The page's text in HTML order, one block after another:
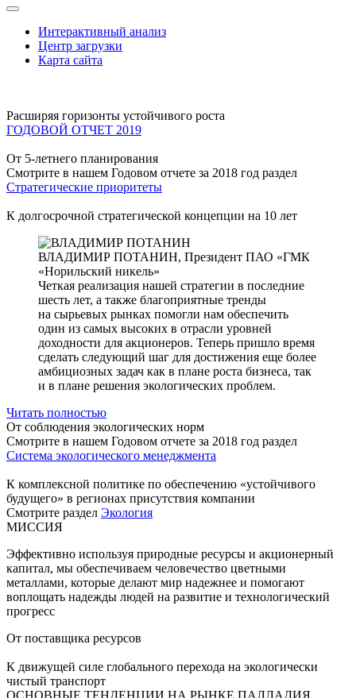
Интерактивный анализ
Центр загрузки
Карта сайта
Расширяя горизонты устойчивого роста
ГОДОВОЙ ОТЧЕТ 2019
От 5-летнего планирования
Смотрите в нашем Годовом отчете за 2018 год раздел
Стратегические приоритеты
К долгосрочной стратегической концепции на 10 лет
ВЛАДИМИР ПОТАНИН, Президент ПАО «ГМК
«Норильский никель»
Четкая реализация нашей стратегии в последние
шесть лет, а также благоприятные тренды
на сырьевых рынках помогли нам обеспечить
один из самых высоких в отрасли уровней
доходности для акционеров. Теперь пришло время
сделать следующий шаг для достижения еще более
амбициозных задач как в плане роста бизнеса, так
и в плане решения экологических проблем.
Читать полностью
От соблюдения экологических норм
Смотрите в нашем Годовом отчете за 2018 год раздел
Система экологического менеджмента
К комплексной политике по обеспечению «устойчивого
будущего» в регионах присутствия компании
Смотрите раздел Экология
МИССИЯ
Эффективно используя природные ресурсы и акционерный
капитал, мы обеспечиваем человечество цветными
металлами, которые делают мир надежнее и помогают
воплощать надежды людей на развитие и технологический
прогресс
От поставщика ресурсов
К движущей силе глобального перехода на экологически
чистый транспорт
ОСНОВНЫЕ ТЕНДЕНЦИИ НА РЫНКЕ ПАЛЛАДИЯ